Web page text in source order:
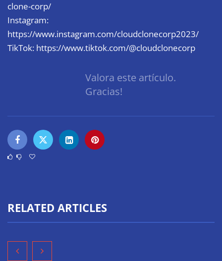
clone-corp/
Instagram:
https://www.instagram.com/cloudclonecorp2023/
TikTok: https://www.tiktok.com/@cloudclonecorp
Valora este artículo.
Gracias!
RELATED ARTICLES